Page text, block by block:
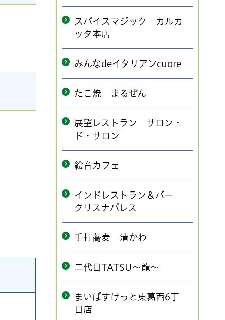
スパイスマジック カルカ
ッタ本店
みんなdeイタリアンcuore
たこ焼 まるぜん
展望レストラン サロン・
ド・サロン
絵音カフェ
インドレストラン＆バー
クリスナパレス
手打蕎麦 清かわ
二代目TATSU～龍～
まいばすけっと東葛西6丁
目店